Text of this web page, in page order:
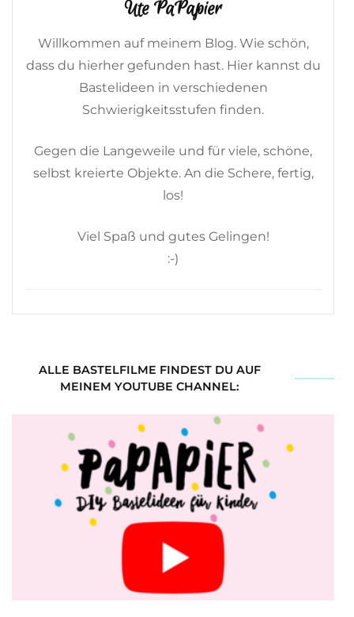
Ute PaPapier
Willkommen auf meinem Blog. Wie schön,
dass du hierher gefunden hast. Hier kannst du
Bastelideen in verschiedenen
Schwierigkeitsstufen finden.
Gegen die Langeweile und für viele, schöne,
selbst kreierte Objekte. An die Schere, fertig,
los!
Viel Spaß und gutes Gelingen!
:-)
ALLE BASTELFILME FINDEST DU AUF
MEINEM YOUTUBE CHANNEL: